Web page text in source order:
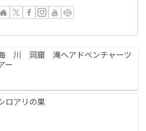
川 洞窟 滝へアドベンチャーツ
ー
ロアリの巣